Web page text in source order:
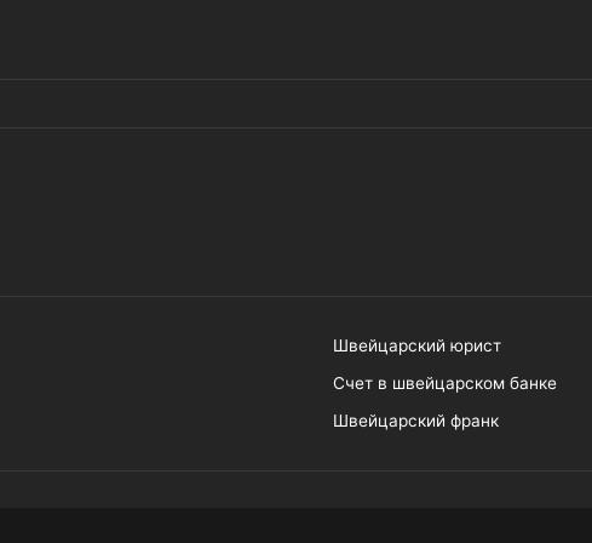
Швейцарский юрист
Счет в швейцарском банке
Швейцарский франк